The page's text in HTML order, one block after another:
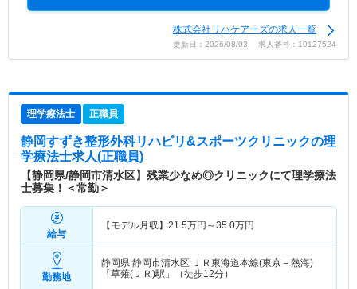
株式会社リハケアーズの求人一覧
更新日：2026/08/03 求人番号：10127524
理学療法士 正職員
静岡すずき整形外科リハビリ&スポーツクリニックの理
学療法士求人(正職員)
【静岡県/静岡市清水区】残業少なめ◎クリニックにて理学療法
士募集！＜常勤＞
給与
【モデル月収】 21.5万円～35.0万円
勤務地
静岡県 静岡市清水区
ＪＲ東海道本線(東京－熱海)
「草薙(ＪＲ)駅」（徒歩12分）